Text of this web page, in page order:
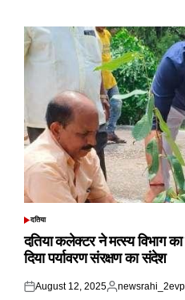
POSTED
दतिया
दतिया कलेक्टर ने मत्स्य विभाग का
दिया पर्यावरण संरक्षण का संदेश
Posted
August 12, 2025
Posted